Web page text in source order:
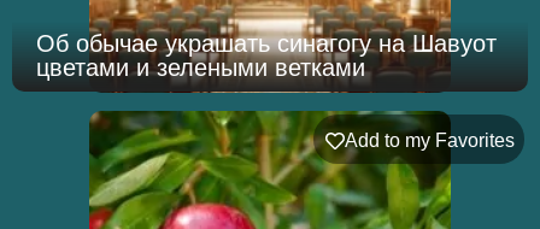
Об обычае украшать синагогу на Шавуот
цветами и зелеными ветками
Add to my Favorites